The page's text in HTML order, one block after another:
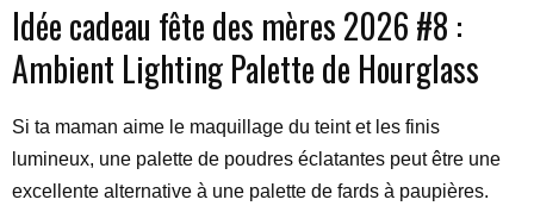
Idée cadeau fête des mères 2026 #8 :
Ambient Lighting Palette de Hourglass
Si ta maman aime le maquillage du teint et les finis
lumineux, une palette de poudres éclatantes peut être une
excellente alternative à une palette de fards à paupières.